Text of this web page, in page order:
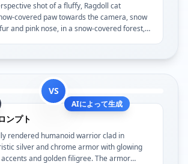
shot of a fluffy, Ragdoll cat
covered paw towards the camera, snow
and pink nose, in a snow-covered forest,
AIによって生成
VS
ンプト
rendered humanoid warrior clad in
silver and chrome armor with glowing
and golden filigree. The armor